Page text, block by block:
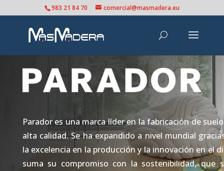
983 21 84 70 comercial@masmadera.eu
Parador es una marca líder en la fabricación de
alta calidad. Se ha expandido a nivel mundial
la excelencia en la producción y la innovación en el
suma su compromiso con la sostenibilidad, que